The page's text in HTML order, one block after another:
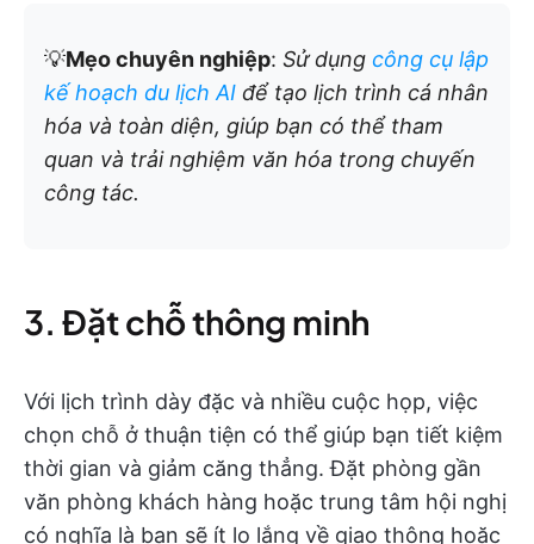
💡Mẹo chuyên nghiệp: Sử dụng công cụ lập
kế hoạch du lịch AI để tạo lịch trình cá nhân
hóa và toàn diện, giúp bạn có thể tham
quan và trải nghiệm văn hóa trong chuyến
công tác.
3. Đặt chỗ thông minh
Với lịch trình dày đặc và nhiều cuộc họp, việc
chọn chỗ ở thuận tiện có thể giúp bạn tiết kiệm
thời gian và giảm căng thẳng. Đặt phòng gần
văn phòng khách hàng hoặc trung tâm hội nghị
có nghĩa là bạn sẽ ít lo lắng về giao thông hoặc